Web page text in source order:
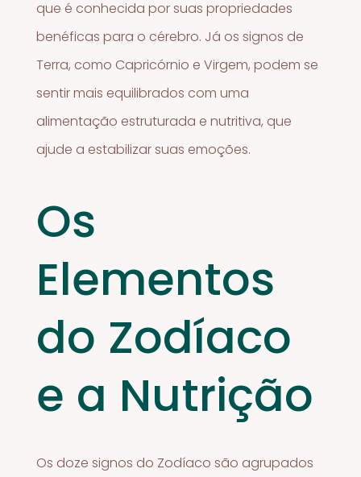
que é conhecida por suas propriedades
benéficas para o cérebro. Já os signos de
Terra, como Capricórnio e Virgem, podem se
sentir mais equilibrados com uma
alimentação estruturada e nutritiva, que
ajude a estabilizar suas emoções.
Os
Elementos
do Zodíaco
e a Nutrição
Os doze signos do Zodíaco são agrupados